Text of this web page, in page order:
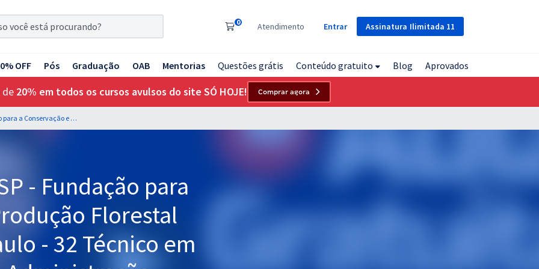
Assinatura Ilimitada 11
0 Atendimento Entrar
OFF Pós Graduação OAB Mentorias Questões grátis Conteúdo gratuito Blog Aprovados
de 20% em todos os cursos avulsos do site SÓ HOJE! Comprar agora
Fundação Florestal SP - Fundação para a Conservação e a Produção Florestal do Estado de São Paulo - 32 Técnico em Gestão - Técnico em Administração (Pós-Edital)
- Fundação para
Florestal
- 32 Técnico em